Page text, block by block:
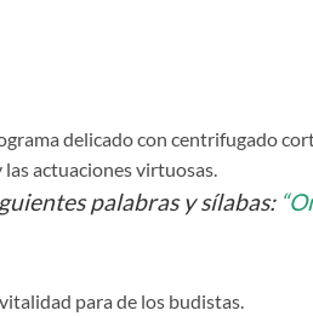
delicado con centrifugado
actuaciones virtuosas.
palabras y sílabas:
para de los budistas.